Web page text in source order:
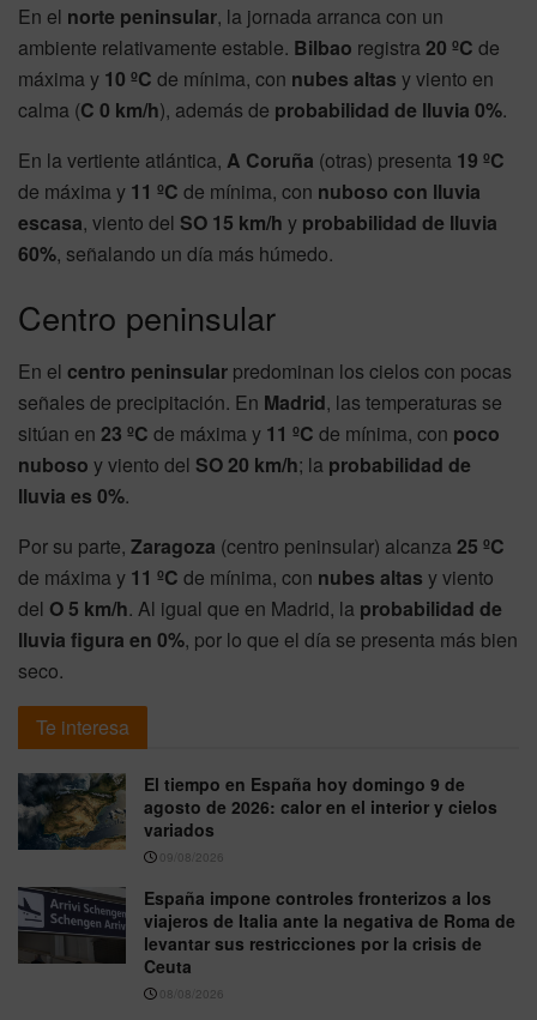
En el norte peninsular, la jornada arranca con un
ambiente relativamente estable. Bilbao registra 20 ºC de
máxima y 10 ºC de mínima, con nubes altas y viento en
calma (C 0 km/h), además de probabilidad de lluvia 0%.
En la vertiente atlántica, A Coruña (otras) presenta 19 ºC
de máxima y 11 ºC de mínima, con nuboso con lluvia
escasa, viento del SO 15 km/h y probabilidad de lluvia
60%, señalando un día más húmedo.
Centro peninsular
En el centro peninsular predominan los cielos con pocas
señales de precipitación. En Madrid, las temperaturas se
sitúan en 23 ºC de máxima y 11 ºC de mínima, con poco
nuboso y viento del SO 20 km/h; la probabilidad de
lluvia es 0%.
Por su parte, Zaragoza (centro peninsular) alcanza25 ºC
de máxima y 11 ºC de mínima, con nubes altas y viento
del O 5 km/h. Al igual que en Madrid, la probabilidad de
lluvia figura en 0%, por lo que el día se presenta más bien
seco.
Te interesa
El tiempo en España hoy domingo 9 de
agosto de 2026: calor en el interior y cielos
variados
09/08/2026
España impone controles fronterizos a los
viajeros de Italia ante la negativa de Roma de
levantar sus restricciones por la crisis de
Ceuta
08/08/2026